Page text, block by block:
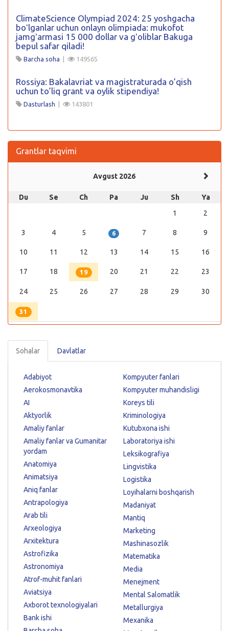
ClimateScience Olympiad 2024: 25 yoshgacha
boʻlganlar uchun onlayn olimpiada: mukofot
jamgʻarmasi 15 000 dollar va gʻoliblar Bakuga
bepul safar qiladi!
Barcha soha 149565
Rossiya: Bakalavriat va magistraturada o’qish
uchun to’liq grant va oylik stipendiya!
Dasturlash 143801
Grantlar taqvimi
Avgust 2026
Du Se Ch Pa Ju Sh
Ya
1
2
3 4 5 6 7 8 9
10 11 12 13 14 15 16
17 18 19 20 21 22 23
24 25 26 27 28 29 30
31
Sohalar Davlatlar
Adabiyot
Aerokosmonavtika
AI
Aktyorlik
Amaliy fanlar
Amaliy fanlar va Gumanitar
yordam
Anatomiya
Animatsiya
Aniq fanlar
Antrapologiya
Arab tili
Arxeologiya
Arxitektura
Astrofizika
Astronomiya
Atrof-muhit fanlari
Aviatsiya
Axborot texnologiyalari
Bank ishi
Kompyuter fanlari
Kompyuter muhandisligi
Koreys tili
Kriminologiya
Kutubxona ishi
Laboratoriya ishi
Leksikografiya
Lingvistika
Logistika
Loyihalarni boshqarish
Madaniyat
Mantiq
Marketing
Mashinasozlik
Matematika
Media
Menejment
Mental Salomatlik
Metallurgiya
Mexanika